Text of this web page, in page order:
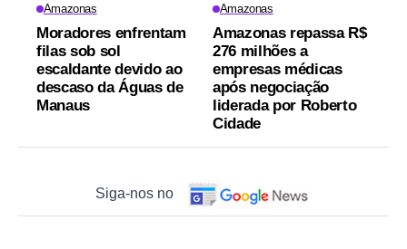
Amazonas
Moradores enfrentam
filas sob sol
escaldante devido ao
descaso da Águas de
Manaus
Amazonas
Amazonas repassa R$
276 milhões a
empresas médicas
após negociação
liderada por Roberto
Cidade
Siga-nos no